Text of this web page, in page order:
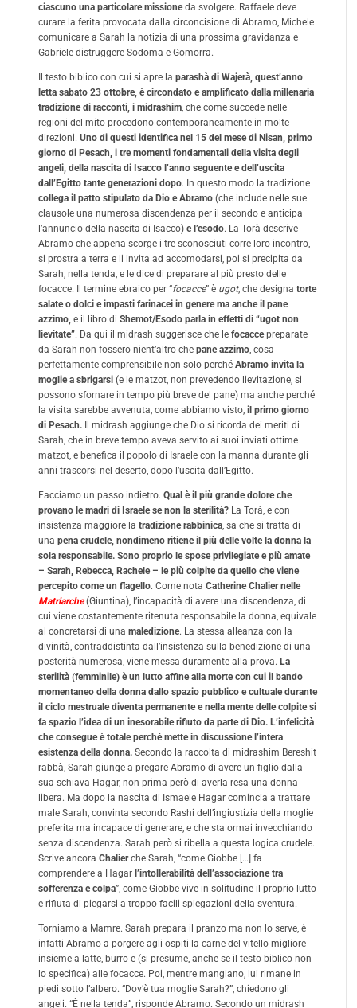
ciascuno una particolare missioneda svolgere. Raffaele deve
curare la ferita provocata dalla circoncisione di Abramo, Michele
comunicare a Sarah la notizia di una prossima gravidanza e
Gabriele distruggere Sodoma e Gomorra.
Il testo biblico con cui si apre la parashà di Wajerà, quest’anno
letta sabato 23 ottobre, è circondato e amplificato dalla millenaria
tradizione di racconti, i midrashim, che come succede nelle
regioni del mito procedono contemporaneamente in molte
direzioni. Uno di questi identifica nel 15 del mese di Nisan, primo
giorno di Pesach, i tre momenti fondamentali della visita degli
angeli, della nascita di Isacco l’anno seguente e dell’uscita
dall’Egitto tante generazioni dopo. In questo modo la tradizione
collega il patto stipulato da Dio e Abramo (che include nelle sue
clausole una numerosa discendenza per il secondo e anticipa
l’annuncio della nascita di Isacco) e l’esodo. La Torà descrive
Abramo che appena scorge i tre sconosciuti corre loro incontro,
si prostra a terra e li invita ad accomodarsi, poi si precipita da
Sarah, nella tenda, e le dice di preparare al più presto delle
focacce. Il termine ebraico per “focacce” è ugot, che designa torte
salate o dolci e impasti farinacei in genere ma anche il pane
azzimo, e il libro di Shemot/Esodo parla in effetti di “ugot non
lievitate”. Da qui il midrash suggerisce che le focaccepreparate
da Sarah non fossero nient’altro che pane azzimo, cosa
perfettamente comprensibile non solo perché Abramo invita la
moglie a sbrigarsi (e le matzot, non prevedendo lievitazione, si
possono sfornare in tempo più breve del pane) ma anche perché
la visita sarebbe avvenuta, come abbiamo visto, il primo giorno
di Pesach. Il midrash aggiunge che Dio si ricorda dei meriti di
Sarah, che in breve tempo aveva servito ai suoi inviati ottime
matzot, e benefica il popolo di Israele con la manna durante gli
anni trascorsi nel deserto, dopo l’uscita dall’Egitto.
Facciamo un passo indietro. Qual è il più grande dolore che
provano le madri di Israele se non la sterilità? La Torà, e con
insistenza maggiore la tradizione rabbinica, sa che si tratta di
una pena crudele, nondimeno ritiene il più delle volte la donna la
sola responsabile. Sono proprio le spose privilegiate e più amate
– Sarah, Rebecca, Rachele – le più colpite da quello che viene
percepito come un flagello. Come nota Catherine Chalier nelle
Matriarche(Giuntina), l’incapacità di avere una discendenza, di
cui viene costantemente ritenuta responsabile la donna, equivale
al concretarsi di una maledizione. La stessa alleanza con la
divinità, contraddistinta dall’insistenza sulla benedizione di una
posterità numerosa, viene messa duramente alla prova. La
sterilità (femminile) è un lutto affine alla morte con cui il bando
momentaneo della donna dallo spazio pubblico e cultuale durante
il ciclo mestruale diventa permanente e nella mente delle colpite si
fa spazio l’idea di un inesorabile rifiuto da parte di Dio. L’infelicità
che consegue è totale perché mette in discussione l’intera
esistenza della donna. Secondo la raccolta di midrashim Bereshit
rabbà, Sarah giunge a pregare Abramo di avere un figlio dalla
sua schiava Hagar, non prima però di averla resa una donna
libera. Ma dopo la nascita di Ismaele Hagar comincia a trattare
male Sarah, convinta secondo Rashi dell’ingiustizia della moglie
preferita ma incapace di generare, e che sta ormai invecchiando
senza discendenza. Sarah però si ribella a questa logica crudele.
Scrive ancora Chalierche Sarah, “come Giobbe […] fa
comprendere a Hagar l’intollerabilità dell’associazione tra
sofferenza e colpa”, come Giobbe vive in solitudine il proprio lutto
e rifiuta di piegarsi a troppo facili spiegazioni della sventura.
Torniamo a Mamre. Sarah prepara il pranzo ma non lo serve, è
infatti Abramo a porgere agli ospiti la carne del vitello migliore
insieme a latte, burro e (si presume, anche se il testo biblico non
lo specifica) alle focacce. Poi, mentre mangiano, lui rimane in
piedi sotto l’albero. “Dov’è tua moglie Sarah?”, chiedono gli
angeli. “È nella tenda”, risponde Abramo. Secondo un midrash